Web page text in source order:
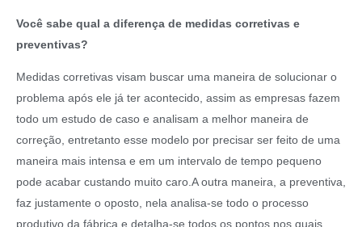
Você sabe qual a diferença de medidas corretivas e
preventivas?
Medidas corretivas visam buscar uma maneira de solucionar o
problema após ele já ter acontecido, assim as empresas fazem
todo um estudo de caso e analisam a melhor maneira de
correção, entretanto esse modelo por precisar ser feito de uma
maneira mais intensa e em um intervalo de tempo pequeno
pode acabar custando muito caro.A outra maneira, a preventiva,
faz justamente o oposto, nela analisa-se todo o processo
produtivo da fábrica e detalha-se todos os pontos nos quais